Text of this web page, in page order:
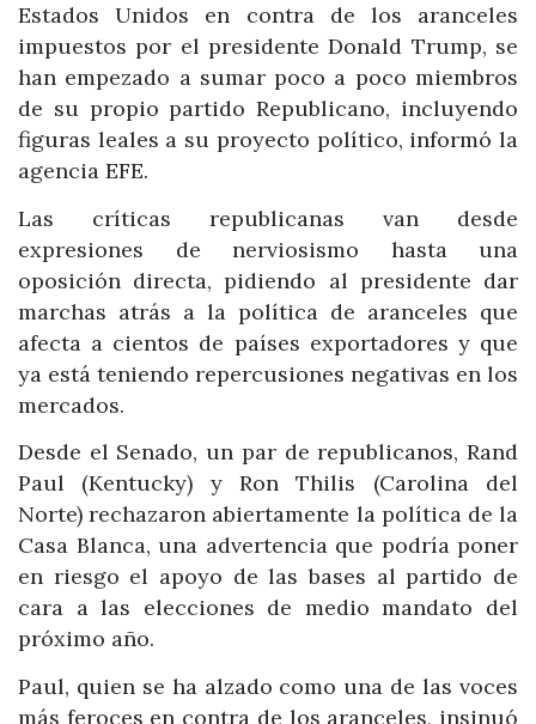
Estados Unidos en contra de los aranceles
impuestos por el presidente Donald Trump, se
han empezado a sumar poco a poco miembros
de su propio partido Republicano, incluyendo
figuras leales a su proyecto político, informó la
agencia EFE.
Las críticas republicanas van desde
expresiones de nerviosismo hasta una
oposición directa, pidiendo al presidente dar
marchas atrás a la política de aranceles que
afecta a cientos de países exportadores y que
ya está teniendo repercusiones negativas en los
mercados.
Desde el Senado, un par de republicanos, Rand
Paul (Kentucky) y Ron Thilis (Carolina del
Norte) rechazaron abiertamente la política de la
Casa Blanca, una advertencia que podría poner
en riesgo el apoyo de las bases al partido de
cara a las elecciones de medio mandato del
próximo año.
Paul, quien se ha alzado como una de las voces
más feroces en contra de los aranceles, insinuó